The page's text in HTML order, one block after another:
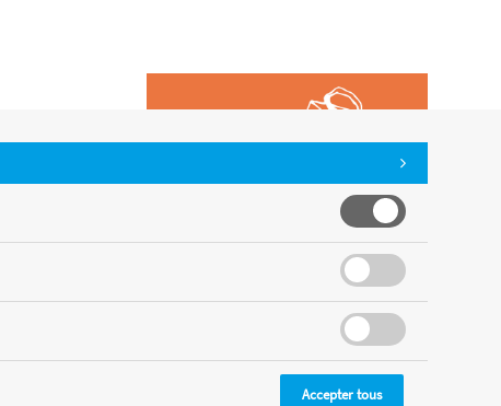
Accepter tous